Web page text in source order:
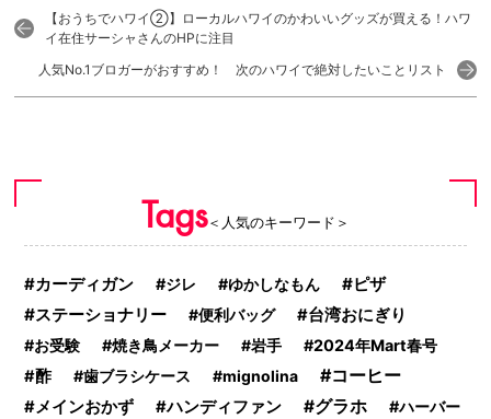
【おうちでハワイ②】ローカルハワイのかわいいグッズが買える！ハワ
イ在住サーシャさんのHPに注目
人気No.1ブロガーがおすすめ！ 次のハワイで絶対したいことリスト
Tags＜人気のキーワード＞
カーディガン ジレ ゆかしなもん
ピザ
ステーショナリー
便利バッグ 台湾おにぎり
お受験 焼き鳥メーカー 岩手 2024年Mart春号
酢 歯ブラシケース mignolina コーヒー
メインおかず ハンディファン グラホ ハーバー